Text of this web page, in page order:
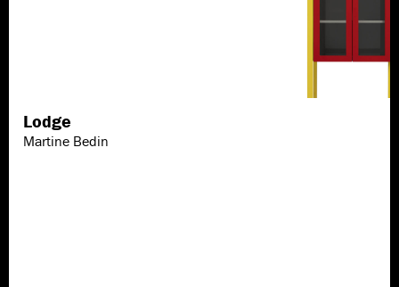
Lodge
Martine Bedin